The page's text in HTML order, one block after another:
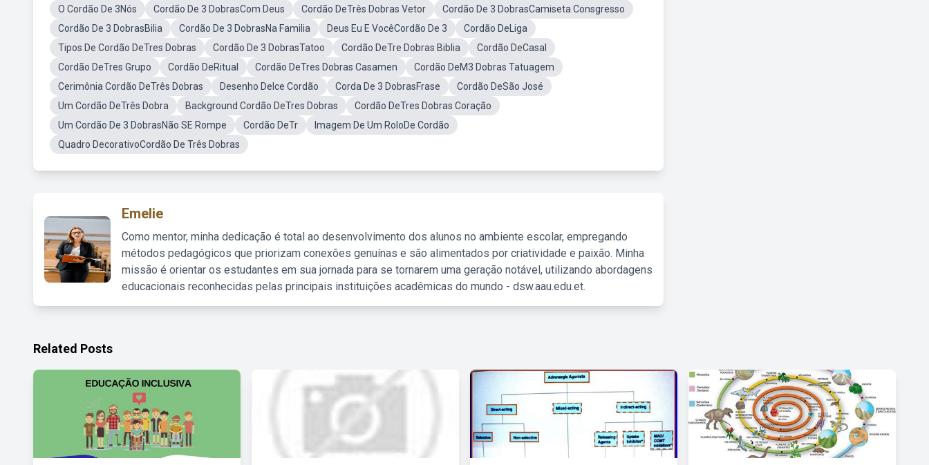
O Cordão De 3Nós
Cordão De 3 DobrasCom Deus Cordão DeTrês Dobras Vetor
Cordão De 3 DobrasCamiseta Consgresso
Cordão De 3 DobrasBilia
Cordão De 3 DobrasNa Familia Deus Eu E VocêCordão De 3
Cordão DeLiga
Tipos De Cordão DeTres Dobras
Cordão De 3 DobrasTatoo Cordão DeTre Dobras Biblia
Cordão DeCasal
Cordão DeTres Grupo
Cordão DeRitual Cordão DeTres Dobras Casamen
Cordão DeM3 Dobras Tatuagem
Cerimônia Cordão DeTrês Dobras
Desenho DeIce Cordão Corda De 3 DobrasFrase
Cordão DeSão José
Um Cordão DeTrês Dobra
Background Cordão DeTres Dobras
Cordão DeTres Dobras Coração
Um Cordão De 3 DobrasNão SE Rompe
Cordão DeTr
Imagem De Um RoloDe Cordão
Quadro DecorativoCordão De Três Dobras
Emelie
Como mentor, minha dedicação é total ao desenvolvimento dos alunos no ambiente escolar, empregando
métodos pedagógicos que priorizam conexões genuínas e são alimentados por criatividade e paixão. Minha
missão é orientar os estudantes em sua jornada para se tornarem uma geração notável, utilizando abordagens
educacionais reconhecidas pelas principais instituições acadêmicas do mundo - dsw.aau.edu.et.
Related Posts